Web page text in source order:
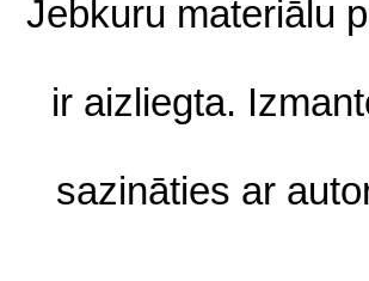
Jebkuru materiālu
ir aizliegta.
sazināties ar